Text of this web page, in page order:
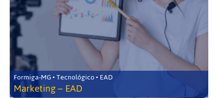
Formiga-MG • Tecnológico • EAD
Marketing – EAD